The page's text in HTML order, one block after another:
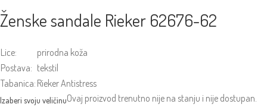
Ženske sandale Rieker 62676-62
Lice:
prirodna koža
Postava: tekstil
Tabanica: Rieker Antistress
Ovaj proizvod trenutno nije na stanju i nije dostupan.